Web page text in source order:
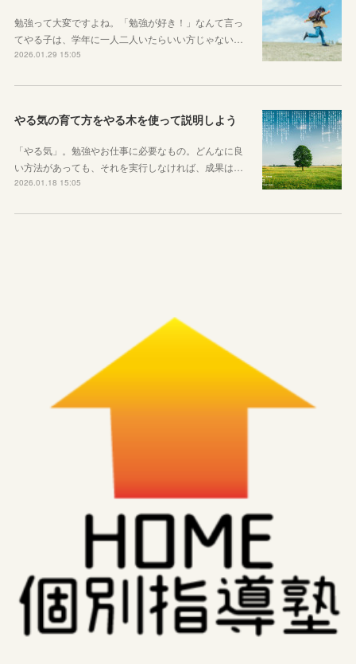
勉強って大変ですよね。「勉強が好き！」なんて言っ
てやる子は、学年に一人二人いたらいい方じゃない…
2026.01.29 15:05
やる気の育て方をやる木を使って説明しよう
「やる気」。勉強やお仕事に必要なもの。どんなに良
い方法があっても、それを実行しなければ、成果は…
2026.01.18 15:05